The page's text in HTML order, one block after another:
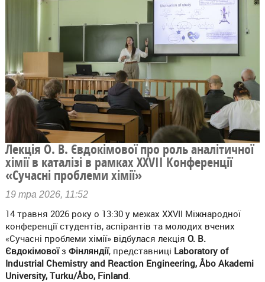
Лекція О. В. Євдокімової про роль аналітичної
хімії в каталізі в рамках ХХVII Конференції
«Сучасні проблеми хімії»
19 тра 2026, 11:52
14 травня 2026 року о 13:30 у межах ХХVII Міжнародної
конференції студентів, аспірантів та молодих вчених
«Сучасні проблеми хімії» відбулася лекція О. В.
Євдокімовоїз Фінляндії, представниці Laboratory of
Industrial Chemistry and Reaction Engineering, Åbo Akademi
University, Turku/Åbo, Finland